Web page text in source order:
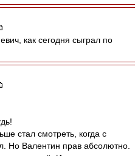
как сегодня сыграл по
стал смотреть, когда с
Но Валентин прав абсолютно.